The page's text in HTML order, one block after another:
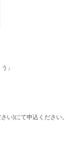
」
い)にて申込ください。